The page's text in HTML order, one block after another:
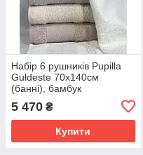
Набір 6 рушників Pupilla
Guldeste 70х140см
(банні), бамбук
5 470 ₴
Купити